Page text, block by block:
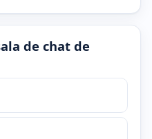
de chat de